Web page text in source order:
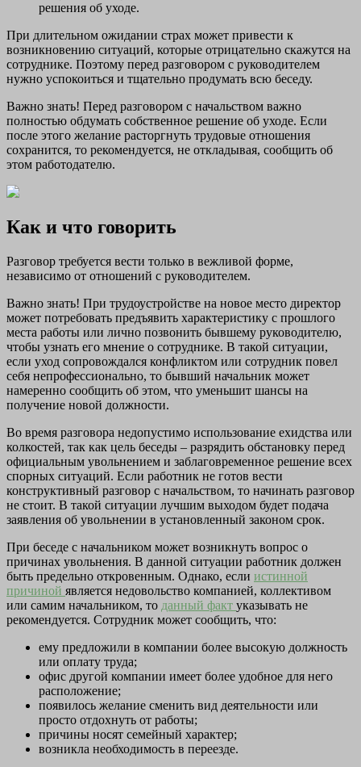
решения об уходе.
При длительном ожидании страх может привести к
возникновению ситуаций, которые отрицательно скажутся на
сотруднике. Поэтому перед разговором с руководителем
нужно успокоиться и тщательно продумать всю беседу.
Важно знать! Перед разговором с начальством важно
полностью обдумать собственное решение об уходе. Если
после этого желание расторгнуть трудовые отношения
сохранится, то рекомендуется, не откладывая, сообщить об
этом работодателю.
Как и что говорить
Разговор требуется вести только в вежливой форме,
независимо от отношений с руководителем.
Важно знать! При трудоустройстве на новое место директор
может потребовать предъявить характеристику с прошлого
места работы или лично позвонить бывшему руководителю,
чтобы узнать его мнение о сотруднике. В такой ситуации,
если уход сопровождался конфликтом или сотрудник повел
себя непрофессионально, то бывший начальник может
намеренно сообщить об этом, что уменьшит шансы на
получение новой должности.
Во время разговора недопустимо использование ехидства или
колкостей, так как цель беседы – разрядить обстановку перед
официальным увольнением и заблаговременное решение всех
спорных ситуаций. Если работник не готов вести
конструктивный разговор с начальством, то начинать разговор
не стоит. В такой ситуации лучшим выходом будет подача
заявления об увольнении в установленный законом срок.
При беседе с начальником может возникнуть вопрос о
причинах увольнения. В данной ситуации работник должен
быть предельно откровенным. Однако, если истинной
причиной является недовольство компанией, коллективом
или самим начальником, то данный факт указывать не
рекомендуется. Сотрудник может сообщить, что:
ему предложили в компании более высокую должность
или оплату труда;
офис другой компании имеет более удобное для него
расположение;
появилось желание сменить вид деятельности или
просто отдохнуть от работы;
причины носят семейный характер;
возникла необходимость в переезде.